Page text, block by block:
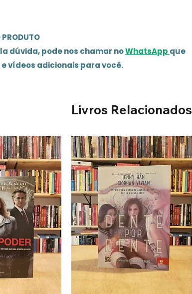
PRODUTO
dúvida, pode nos chamar noWhatsApp que
vídeos adicionais para você.
Livros Relacionados